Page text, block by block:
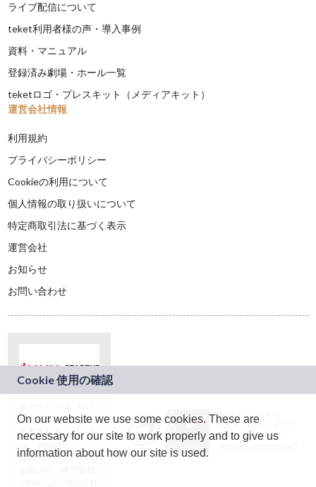
ライブ配信について
teket利用者様の声・導入事例
資料・マニュアル
登録済み劇場・ホール一覧
teketロゴ・プレスキット（メディアキット）
運営会社情報
利用規約
プライバシーポリシー
Cookieの利用について
個人情報の取り扱いについて
特定商取引法に基づく表示
運営会社
お知らせ
お問い合わせ
ドコモグループの新
規事業創出プログラ
ム「docomo
STARTUP」を通じて
JASRAC許諾番号：
9024936001Y45037
JASRAC許諾番号：
On our website we use some cookies. These are
necessary for our site to work properly and to give us
information about how our site is used.